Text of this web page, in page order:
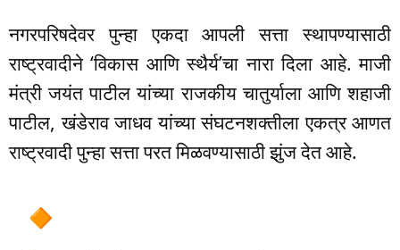
नगरपरिषदेवर पुन्हा एकदा आपली सत्ता स्थापण्यासाठी
राष्ट्रवादीने ‘विकास आणि स्थैर्य’चा नारा दिला आहे. माजी
मंत्री जयंत पाटील यांच्या राजकीय चातुर्याला आणि शहाजी
पाटील, खंडेराव जाधव यांच्या संघटनशक्तीला एकत्र आणत
राष्ट्रवादी पुन्हा सत्ता परत मिळवण्यासाठी झुंज देत आहे.